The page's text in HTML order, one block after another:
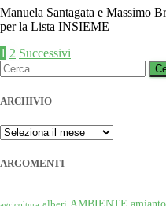
Manuela Santagata e Massimo
per la Lista INSIEME
Paginazione
degli
articoli
1 2 Successivi
Ricerca
per:
ARCHIVIO
ARCHIVIO
ARGOMENTI